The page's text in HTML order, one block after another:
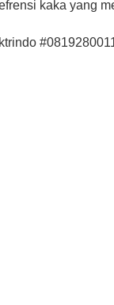
kaka yang